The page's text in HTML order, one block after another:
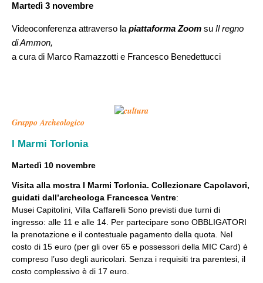
Martedì 3 novembre
Videoconferenza attraverso la piattaforma Zoom su Il regno
di Ammon,
a cura di Marco Ramazzotti e Francesco Benedettucci
Gruppo Archeologico
I Marmi Torlonia
Martedì 10 novembre
Visita alla mostra I Marmi Torlonia. Collezionare Capolavori,
guidati dall’archeologa Francesca Ventre:
Musei Capitolini, Villa Caffarelli Sono previsti due turni di
ingresso: alle 11 e alle 14. Per partecipare sono OBBLIGATORI
la prenotazione e il contestuale pagamento della quota. Nel
costo di 15 euro (per gli over 65 e possessori della MIC Card) è
compreso l’uso degli auricolari. Senza i requisiti tra parentesi, il
costo complessivo è di 17 euro.